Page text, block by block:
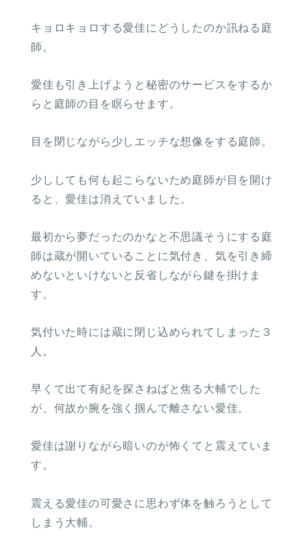
キョロキョロする愛佳にどうしたのか訊ねる庭
師。
愛佳も引き上げようと秘密のサービスをするか
らと庭師の目を瞑らせます。
目を閉じながら少しエッチな想像をする庭師。
少ししても何も起こらないため庭師が目を開け
ると、愛佳は消えていました。
最初から夢だったのかなと不思議そうにする庭
師は蔵が開いていることに気付き、気を引き締
めないといけないと反省しながら鍵を掛けま
す。
気付いた時には蔵に閉じ込められてしまった３
人。
早くて出て有紀を探さねばと焦る大輔でした
が、何故か腕を強く掴んで離さない愛佳。
愛佳は謝りながら暗いのが怖くてと震えていま
す。
震える愛佳の可愛さに思わず体を触ろうとして
しまう大輔。